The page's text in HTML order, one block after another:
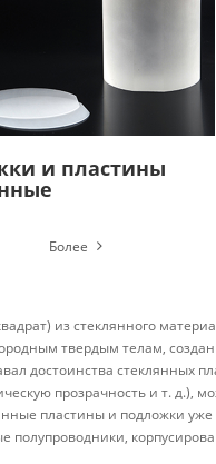
и пластины
Более
из стеклянного
твердым телам,
достоинства стеклянных
прозрачность и т. д.),
пластины и подложки
полупроводники,